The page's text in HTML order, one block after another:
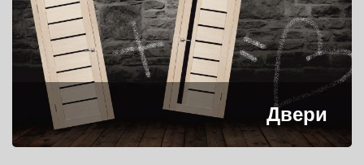
Двери